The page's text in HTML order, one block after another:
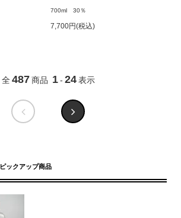
700ml 30％
7,700円(税込)
全 487 商品 1 - 24 表示
ピックアップ商品